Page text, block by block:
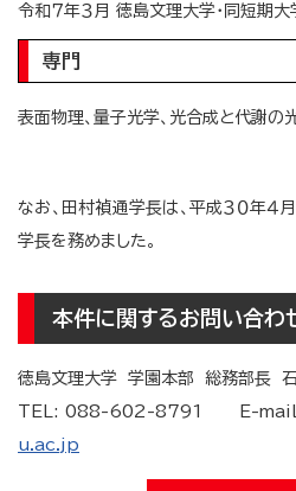
令和７年３月 徳島文理大学・同短期
専門
表面物理、量子光学、光合成と代謝の
なお、田村禎通学長は、平成３０年４
学長を務めました。
本件に関するお問い合わ
徳島文理大学 学園本部 総務部長
TEL: 088-602-8791 E-
u.ac.jp